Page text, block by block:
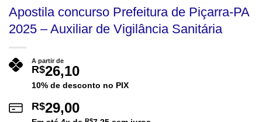
Apostila concurso Prefeitura de Piçarra-PA
2025 – Auxiliar de Vigilância Sanitária
A partir de
R$26,10
10% de desconto no PIX
R$29,00